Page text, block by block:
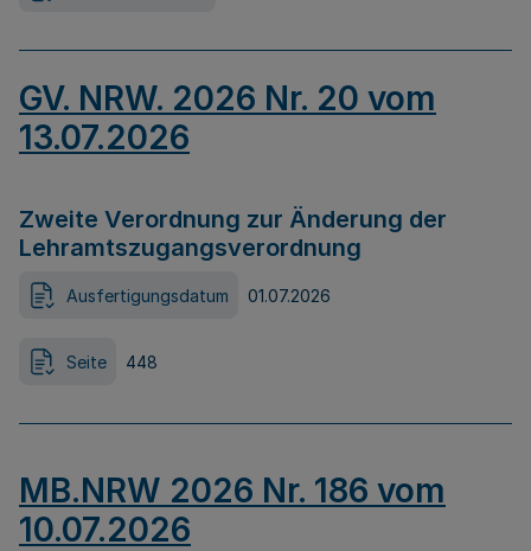
GV. NRW. 2026 Nr. 20 vom
13.07.2026
Zweite Verordnung zur Änderung der
Lehramtszugangsverordnung
Ausfertigungsdatum 01.07.2026
Seite 448
MB.NRW 2026 Nr. 186 vom
10.07.2026